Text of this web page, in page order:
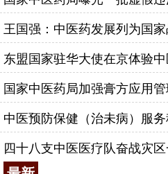
王国强：中医药发展列为国
东盟国家驻华大使在京体验
国家中医药局加强膏方应用
四十八支中医医疗队奋战灾